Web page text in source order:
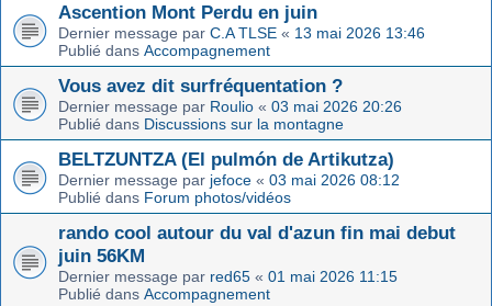
Ascention Mont Perdu en juin
Dernier message par C.A TLSE « 13 mai 2026 13:46
Publié dans Accompagnement
Vous avez dit surfréquentation ?
Dernier message par Roulio « 03 mai 2026 20:26
Publié dans Discussions sur la montagne
BELTZUNTZA (El pulmón de Artikutza)
Dernier message par jefoce « 03 mai 2026 08:12
Publié dans Forum photos/vidéos
rando cool autour du val d'azun fin mai debut
juin 56KM
Dernier message par red65 « 01 mai 2026 11:15
Publié dans Accompagnement